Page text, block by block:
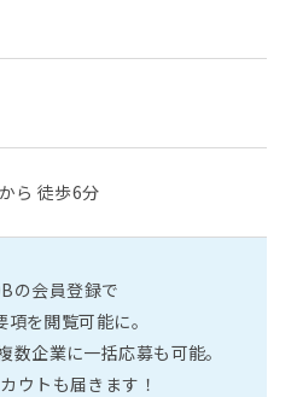
ら 徒歩6分
の会員登録で
を閲覧可能に。
数企業に一括応募も可能。
ウトも届きます！